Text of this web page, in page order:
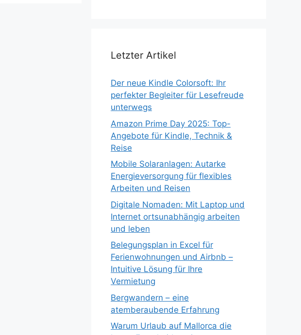
Letzter Artikel
Der neue Kindle Colorsoft: Ihr
perfekter Begleiter für Lesefreude
unterwegs
Amazon Prime Day 2025: Top-
Angebote für Kindle, Technik &
Reise
Mobile Solaranlagen: Autarke
Energieversorgung für flexibles
Arbeiten und Reisen
Digitale Nomaden: Mit Laptop und
Internet ortsunabhängig arbeiten
und leben
Belegungsplan in Excel für
Ferienwohnungen und Airbnb –
Intuitive Lösung für Ihre
Vermietung
Bergwandern – eine
atemberaubende Erfahrung
Warum Urlaub auf Mallorca die